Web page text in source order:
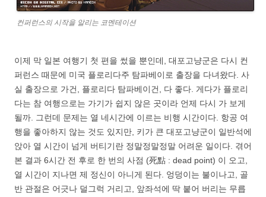
컨퍼런스의 시작을 알리는 코멘테이션
이제 막 일본 여행기 첫 편을 썼을 뿐인데, 대포고냥군은 다시 컨
퍼런스 때문에 미국 플로리다주 탐파베이로 출장을 다녀왔다. 사
실 출장으로 가건, 플로리다 탐파베이건, 다 좋다. 게다가 플로리
다는 참 여행으로는 가기가 쉽지 않은 곳이라 언제 다시 가 보게
될까. 그런데 문제는 열 네시간에 이르는 비행 시간이다. 항공 여
행을 좋아하지 않는 것도 있지만, 키가 큰 대포고냥군이 일반석에
앉아 열 시간이 넘게 버티기란 정말정말정말 어려운 일이다. 겪어
본 결과 6시간 전 후로 한 번의 사점 (死點 : dead point) 이 오고,
열 시간이 지나면 제 정신이 아니게 된다. 엉덩이는 불이나고, 골
반 관절은 어긋나 덜그럭 거리고, 앞좌석에 딱 붙어 버리는 무릅